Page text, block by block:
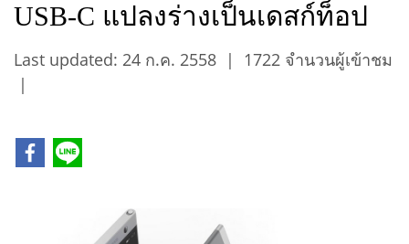
USB-C แปลงร่างเป็นเดสก์ท็อป
Last updated: 24 ก.ค. 2558 |
1722 จำนวนผู้เข้าชม
|